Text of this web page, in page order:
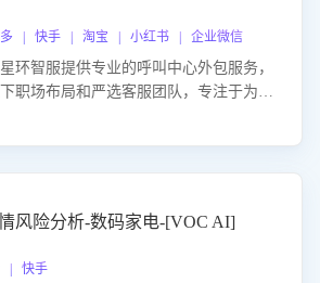
| 快手 | 淘宝 | 小红书 | 企业微信
环智服提供专业的呼叫中心外包服务，
职场布局和严选客服团队，专注于为企
提升语音客服服务效率和质量，帮助企
风险分析-数码家电-[VOC AI]
| 快手